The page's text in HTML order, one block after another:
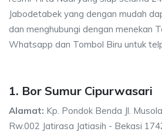
Jabodetabek yang dengan mudah
dan menghubungi dengan menekan
Whatsapp dan Tombol Biru untuk
1. Bor Sumur Cipurwasari
Alamat: Kp. Pondok Benda Jl.
Rw.002 Jatirasa Jatiasih - Bekasi